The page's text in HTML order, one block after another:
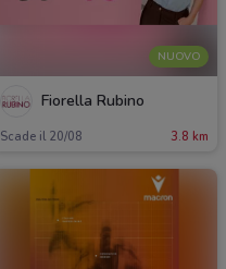
NUOVO
Fiorella Rubino
Scade il 20/08 3.8 km